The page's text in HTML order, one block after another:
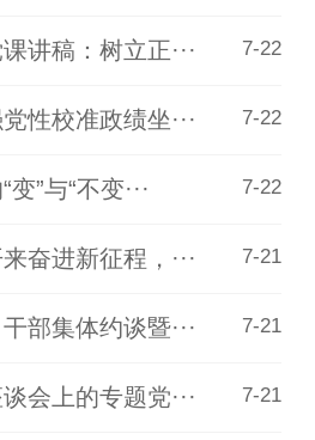
讲稿：树立正··· 7-22
性校准政绩坐··· 7-22
”与“不变··· 7-22
奋进新征程，··· 7-21
部集体约谈暨··· 7-21
会上的专题党··· 7-21